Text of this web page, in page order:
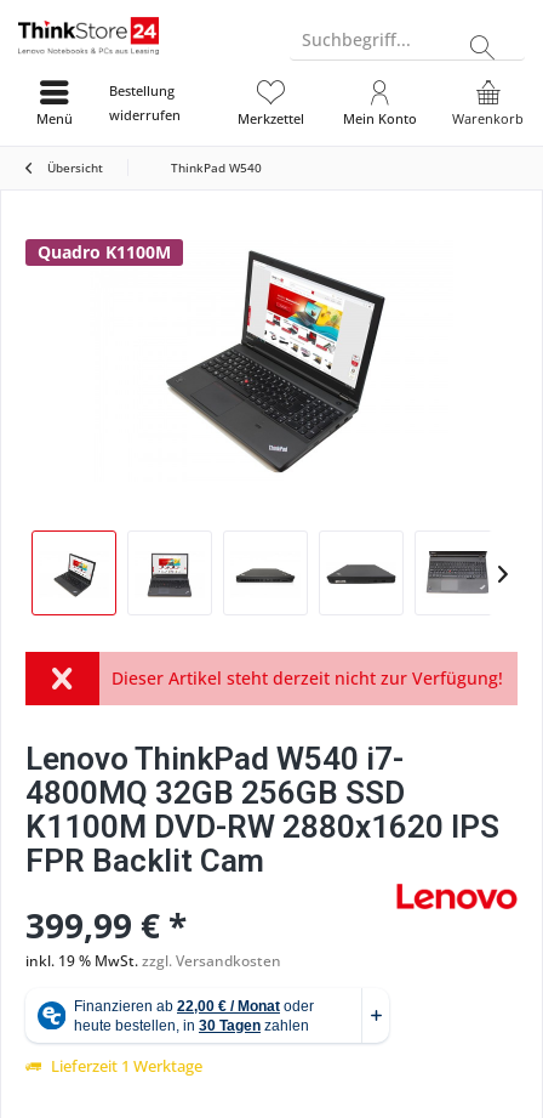
Suchbegriff...
Bestellung
widerrufen
Warenkorb
Merkzettel Mein Konto
Menü
Übersicht ThinkPad W540
Quadro K1100M
Dieser Artikel steht derzeit nicht zur Verfügung!
Lenovo ThinkPad W540 i7-
4800MQ 32GB 256GB SSD
K1100M DVD-RW 2880x1620 IPS
FPR Backlit Cam
399,99 € *
inkl. 19 % MwSt.zzgl. Versandkosten
Lieferzeit 1 Werktage